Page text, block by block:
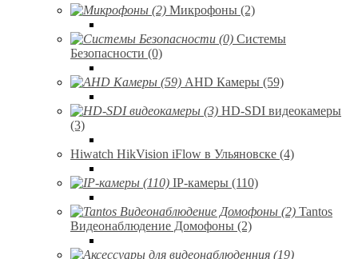
Микрофоны (2)
Системы
Безопасности (0)
AHD Камеры (59)
HD-SDI видеокамеры
(3)
Hiwatch HikVision iFlow в Ульяновске (4)
IP-камеры (110)
Tantos
Видеонаблюдение Домофоны (2)